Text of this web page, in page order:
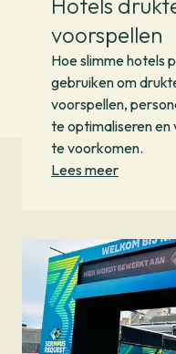
parkeerapp
Tips
airport
Hotels
voorspellen
Hoe slimme hotels
gebruiken om
voorspellen,
te optimaliseren en
te voorkomen.
Lees meer